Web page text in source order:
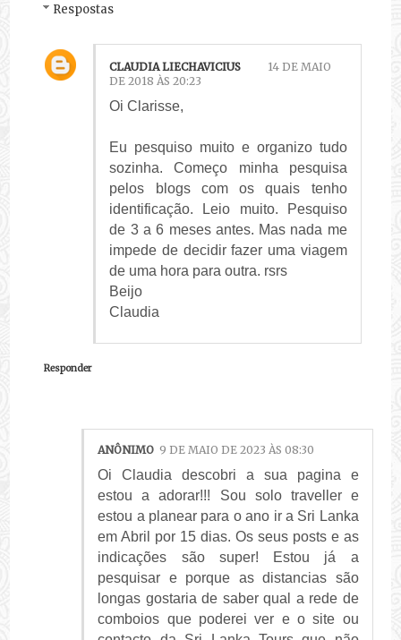
Respostas
CLAUDIA LIECHAVICIUS
14 DE MAIO
DE 2018 ÀS 20:23
Oi Clarisse,
Eu pesquiso muito e organizo tudo
sozinha. Começo minha pesquisa
pelos blogs com os quais tenho
identificação. Leio muito. Pesquiso
de 3 a 6 meses antes. Mas nada me
impede de decidir fazer uma viagem
de uma hora para outra. rsrs
Beijo
Claudia
Responder
ANÔNIMO 9 DE MAIO DE 2023 ÀS 08:30
Oi Claudia descobri a sua pagina e
estou a adorar!!! Sou solo traveller e
estou a planear para o ano ir a Sri Lanka
em Abril por 15 dias. Os seus posts e as
indicações são super! Estou já a
pesquisar e porque as distancias são
longas gostaria de saber qual a rede de
comboios que poderei ver e o site ou